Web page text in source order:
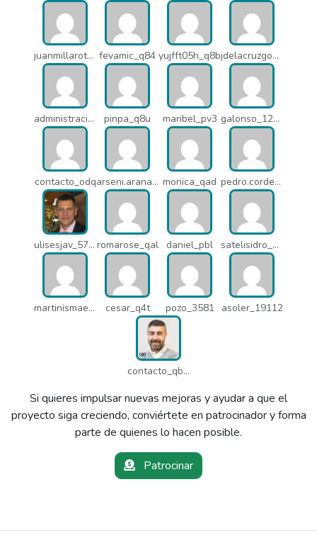
juanmillarot_17714 fevamic_q84 yujfft05h_q8b jdelacruzgonzalez2015_q8e
administracion_pua pinpa_q8u maribel_pv3 galonso_12031
contacto_odq arseni.arana_16484 monica_qad pedro.corderonunez_qab
ulisesjav_5758 romarose_qal daniel_pbl satelisidro_pt5
martinismaelima_qbd cesar_q4t pozo_3581 asoler_19112
contacto_qbw
Si quieres impulsar nuevas mejoras y ayudar a que el
proyecto siga creciendo, conviértete en patrocinador y forma
parte de quienes lo hacen posible.
Patrocinar